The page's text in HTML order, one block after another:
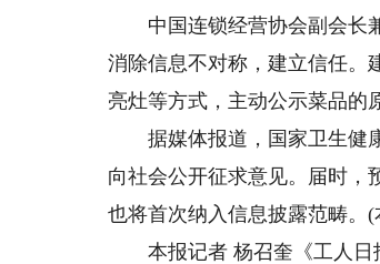
中国连锁经营协会副会长兼
消除信息不对称，建立信任。
亮灶等方式，主动公示菜品的
据媒体报道，国家卫生健康
向社会公开征求意见。届时，
也将首次纳入信息披露范畴。
本报记者 杨召奎《工人日